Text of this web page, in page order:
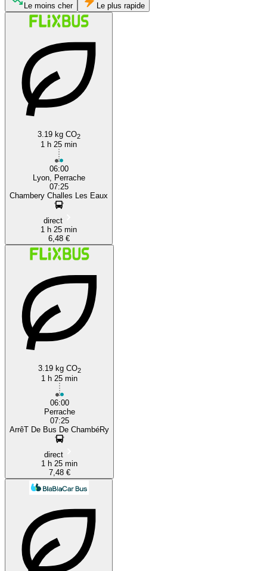
Le moins cher Le plus rapide
3.19 kg CO2
1 h 25 min
06:00
Lyon, Perrache
07:25
Chambery Challes Les Eaux
direct
1 h 25 min
6,48 €
3.19 kg CO2
1 h 25 min
06:00
Perrache
07:25
ArrêT De Bus De ChambéRy
direct
1 h 25 min
7,48 €